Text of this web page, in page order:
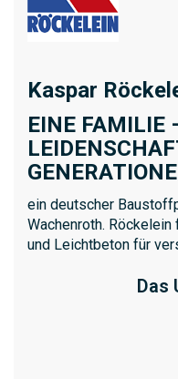
Kaspar
EINE FAMILIE
ein deutscher
Wachenroth.
und Leichtbeton für
Das